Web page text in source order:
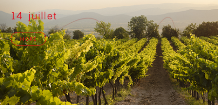
14 juillet
MORE